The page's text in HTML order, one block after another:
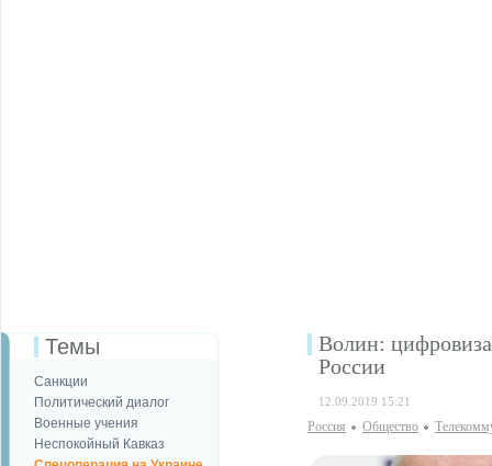
Темы
Санкции
Политический диалог
Военные учения
Неспокойный Кавказ
Волин:
России
12.09.2019 15:21
Россия Общество